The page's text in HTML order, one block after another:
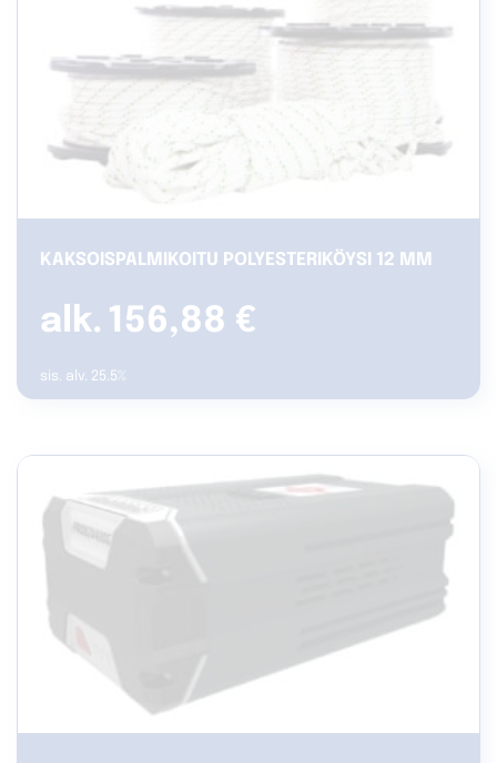
KAKSOISPALMIKOITU POLYESTERIKÖYSI 12 MM
156,88 €
sis. alv. 25.5%